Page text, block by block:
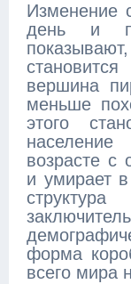
Изменение
день и
вершина
меньше
этого
возрасте с
и умирает
форма
всего мира